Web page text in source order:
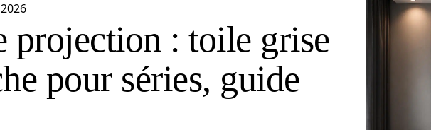
projection : toile grise
pour séries, guide